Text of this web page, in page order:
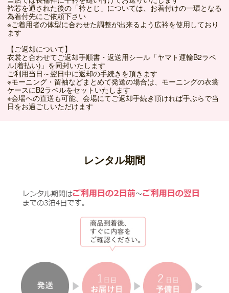
衿芯を通された後の「衿とじ」については、お着付けの一環となる
為着付先にご依頼下さい
※ご着用者の体型に合わせた調整が出来るよう広衿を使用しており
ます
【ご返却について】
衣裳と合わせてご返却手順書・返送用シール「ヤマト運輸B2ラベ
ル(着払い)」を同封いたします
ご利用当日～翌日中に返却の手続きを頂きます
※モーニング・留袖などまとめて発送の場合は、モーニングの衣裳
ケースにB2ラベルをセットいたします
※会場への直送も可能、会場にてご返却手続き頂ければ手ぶらで当
日をお過ごしいただけます
レンタル期間